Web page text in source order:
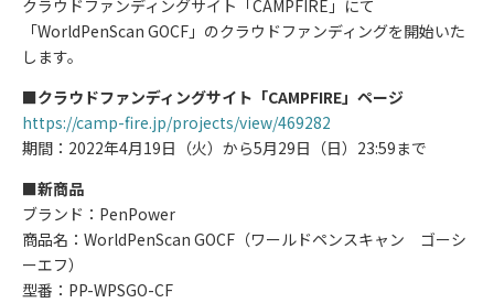
クラウドファンディングサイト「CAMPFIRE」にて
「WorldPenScan GOCF」のクラウドファンディングを開始いた
します。
■クラウドファンディングサイト「CAMPFIRE」ページ
https://camp-fire.jp/projects/view/469282
期間：2022年4月19日（火）から5月29日（日）23:59まで
■新商品
ブランド：PenPower
商品名：WorldPenScan GOCF（ワールドペンスキャン ゴーシ
ーエフ）
型番：PP-WPSGO-CF